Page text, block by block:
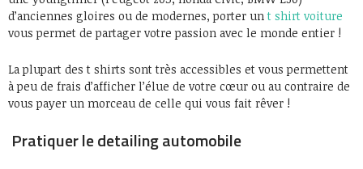
d’anciennes gloires ou de modernes, porter unt shirt voiture
vous permet de partager votre passion avec le monde entier !
La plupart des t shirts sont très accessibles et vous permettent
à peu de frais d’afficher l’élue de votre cœur ou au contraire de
vous payer un morceau de celle qui vous fait rêver !
Pratiquer le detailing automobile